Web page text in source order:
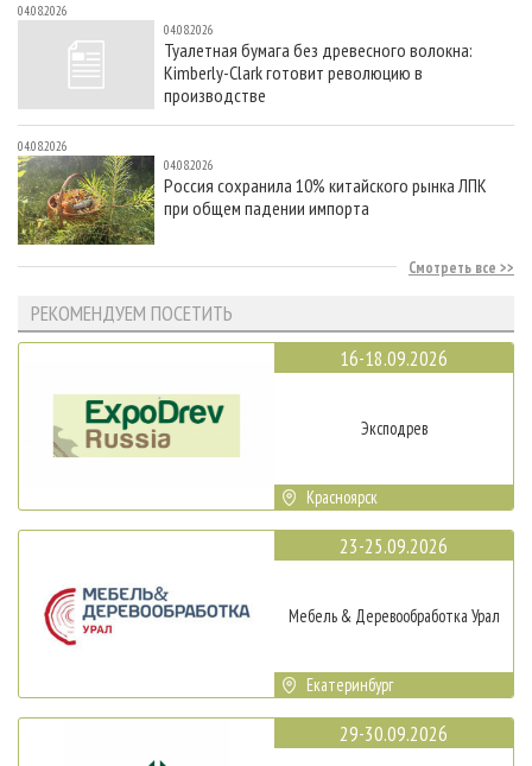
04.08.2026
04.08.2026
Туалетная бумага без древесного волокна:
Kimberly-Clark готовит революцию в
производстве
04.08.2026
04.08.2026
Россия сохранила 10% китайского рынка ЛПК
при общем падении импорта
Смотреть все
РЕКОМЕНДУЕМ ПОСЕТИТЬ
16-18.09.2026
Эксподрев
Красноярск
23-25.09.2026
Мебель & Деревообработка Урал
Екатеринбург
29-30.09.2026